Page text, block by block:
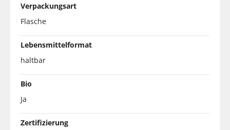
Verpackungsart
Flasche
Lebensmittelformat
haltbar
Bio
Ja
Zertifizierung